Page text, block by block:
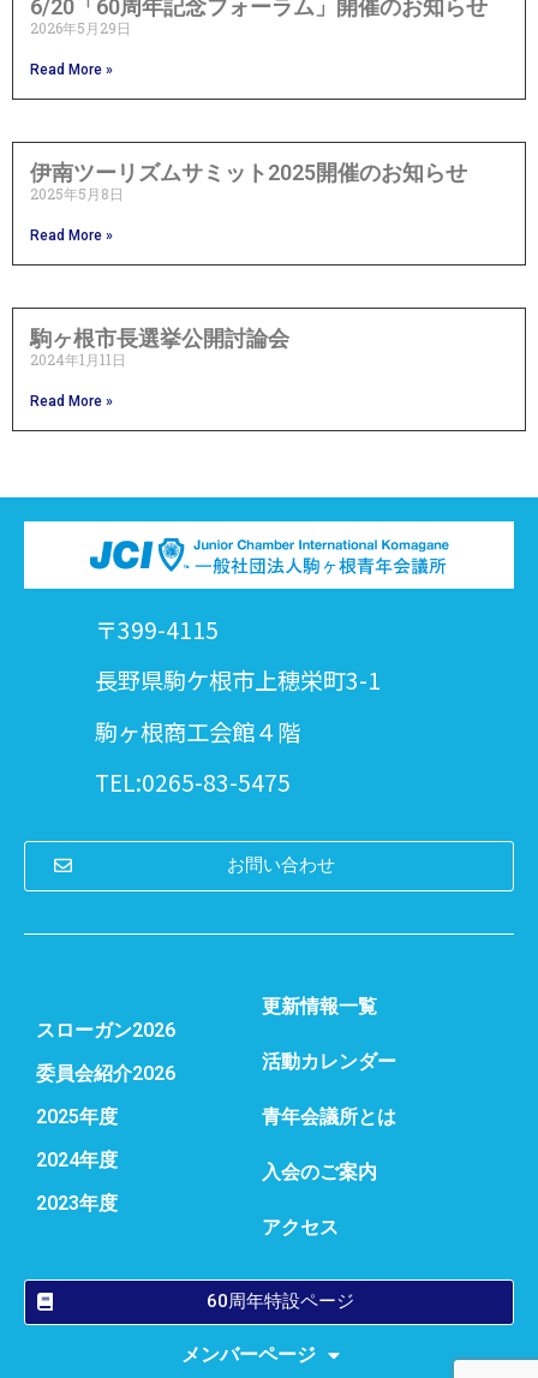
6/20「60周年記念フォーラム」開催のお知らせ
2026年5月29日
Read More »
伊南ツーリズムサミット2025開催のお知らせ
2025年5月8日
Read More »
駒ヶ根市長選挙公開討論会
2024年1月11日
Read More »
〒399-4115
長野県駒ケ根市上穂栄町3-1
駒ヶ根商工会館４階
TEL:0265-83-5475
お問い合わせ
スローガン2026
委員会紹介2026
2025年度
2024年度
2023年度
更新情報一覧
活動カレンダー
青年会議所とは
入会のご案内
アクセス
60周年特設ページ
メンバーページ